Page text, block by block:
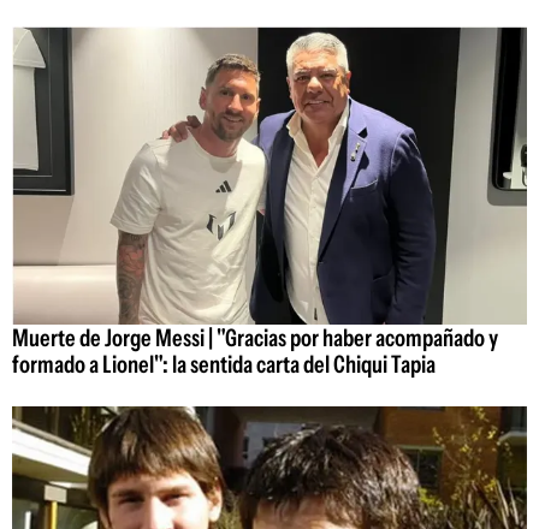
Muerte de Jorge Messi | "Gracias por haber acompañado y
formado a Lionel": la sentida carta del Chiqui Tapia